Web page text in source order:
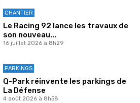
CHANTIER
Le Racing 92 lance les travaux de
son nouveau...
16 juillet 2026 à 8h29
PARKINGS
Q-Park réinvente les parkings de
La Défense
4 août 2026 à 8h58